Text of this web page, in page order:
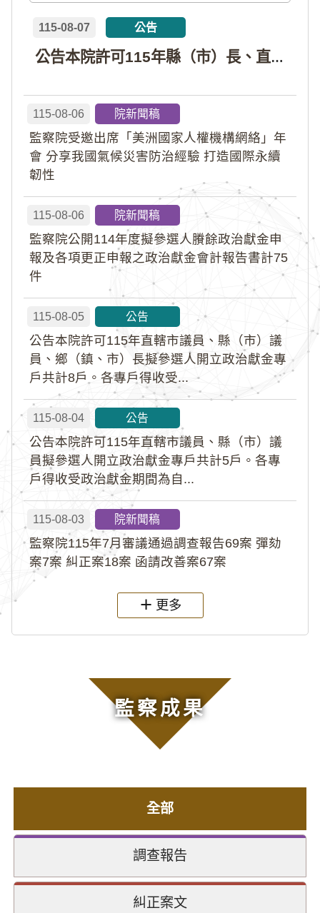
公告本院許可115年縣（市）長、直轄市議員、縣（市）議員擬參選人開立政治獻金專戶共計4戶。各專戶得收受政治獻金期間為自專戶許可設立日起至115年11月27日止，專戶名冊詳如附件。
115-08-07 公告
115-08-06 院新聞稿
監察院受邀出席「美洲國家人權機構網絡」年
會 分享我國氣候災害防治經驗 打造國際永續
韌性
115-08-06 院新聞稿
監察院公開114年度擬參選人賸餘政治獻金申
報及各項更正申報之政治獻金會計報告書計75
件
115-08-05 公告
公告本院許可115年直轄市議員、縣（市）議
員、鄉（鎮、市）長擬參選人開立政治獻金專
戶共計8戶。各專戶得收受...
115-08-04 公告
公告本院許可115年直轄市議員、縣（市）議
員擬參選人開立政治獻金專戶共計5戶。各專
戶得收受政治獻金期間為自...
115-08-03 院新聞稿
監察院115年7月審議通過調查報告69案 彈劾
案7案 糾正案18案 函請改善案67案
更多
監察成果
全部
調查報告
糾正案文